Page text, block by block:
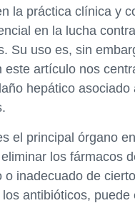
la práctica clínica y
en la lucha
Su uso es, sin
este artículo nos
hepático asociado
el principal órgano
los fármacos
o inadecuado de
antibióticos, puede